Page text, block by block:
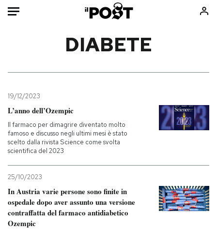
Mondo
Politica
Tecnologia
Internet
Scienza
Cultura
Economia
Sport
Consumismi
Storie/Idee
Ok Boomer!
Europa
Mondiali calcio 2026
DIABETE
19/12/2023
L’anno dell’Ozempic
Il farmaco per dimagrire diventato molto
famoso e discusso negli ultimi mesi è stato
scelto dalla rivista Science come svolta
scientifica del 2023
25/10/2023
In Austria varie persone sono finite in
ospedale dopo aver assunto una versione
contraffatta del farmaco antidiabetico
Ozempic